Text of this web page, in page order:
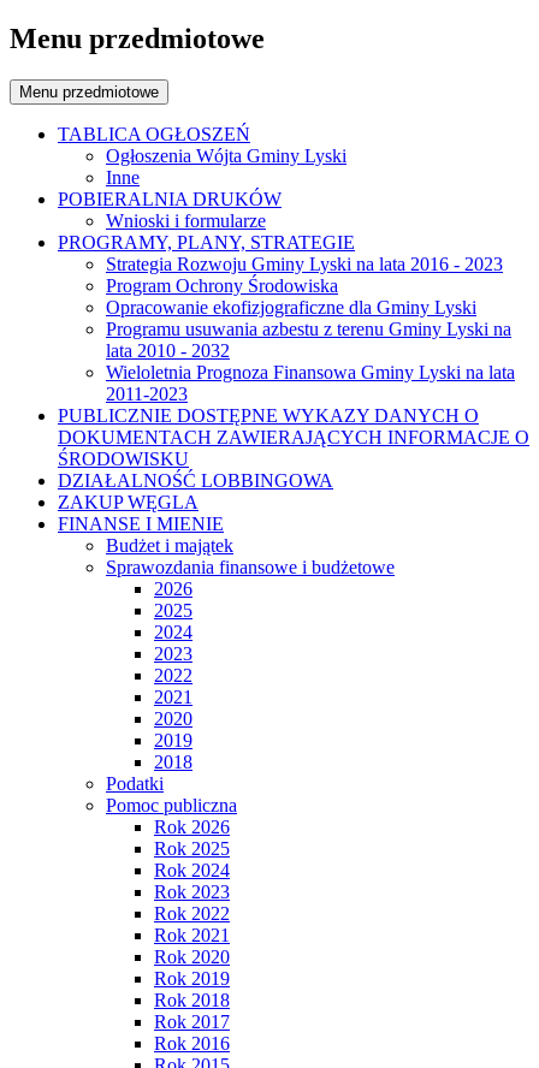
Menu przedmiotowe
Menu przedmiotowe
TABLICA OGŁOSZEŃ
Ogłoszenia Wójta Gminy Lyski
Inne
POBIERALNIA DRUKÓW
Wnioski i formularze
PROGRAMY, PLANY, STRATEGIE
Strategia Rozwoju Gminy Lyski na lata 2016 - 2023
Program Ochrony Środowiska
Opracowanie ekofizjograficzne dla Gminy Lyski
Programu usuwania azbestu z terenu Gminy Lyski na
lata 2010 - 2032
Wieloletnia Prognoza Finansowa Gminy Lyski na lata
2011-2023
PUBLICZNIE DOSTĘPNE WYKAZY DANYCH O
DOKUMENTACH ZAWIERAJĄCYCH INFORMACJE O
ŚRODOWISKU
DZIAŁALNOŚĆ LOBBINGOWA
ZAKUP WĘGLA
FINANSE I MIENIE
Budżet i majątek
Sprawozdania finansowe i budżetowe
2026
2025
2024
2023
2022
2021
2020
2019
2018
Podatki
Pomoc publiczna
Rok 2026
Rok 2025
Rok 2024
Rok 2023
Rok 2022
Rok 2021
Rok 2020
Rok 2019
Rok 2018
Rok 2017
Rok 2016